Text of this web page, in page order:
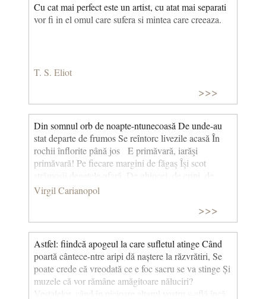
Cu cat mai perfect este un artist, cu atat mai separati
vor fi in el omul care sufera si mintea care creeaza.
T. S. Eliot
>>>
Din somnul orb de noapte-ntunecoasă De unde-au
stat departe de frumos Se reîntorc livezile acasă În
rochii înflorite până jos E primăvară, iarăşi
primăvară! Pe fiecare margini de făgaş Îşi scot
strămoşii degetele-afară, De ghiocei, de crini, de
toporaşi Se simte iarăşi mirosul câmpiei Din nou
aruncă soarele pojar La cântecul înalt al ciocârliei Ies
roadele cu capetele-afar' Aruncă ziua peste tot cu
vrăbii În codri cucii iară-au năvălit Se bat cu gâtul
păsările-n săbii Şi glasurile-şi dau la ascuţit.
(Primăvara)
Virgil Carianopol
>>>
Astfel: fiindcă apogeul la care sufletul atinge Când
poartă cântece-ntre aripi dă naștere la răzvrătiri, Se
poate crede că vreodată ce e foc sacru se va stinge Și
muzele că vor rămâne amăgitoare năluciri?
Vestalelor, când în picioare altarul vostru s-află încă,